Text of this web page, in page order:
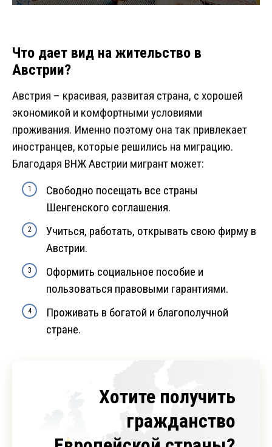
Что дает вид на жительство в
Австрии?
Австрия – красивая, развитая страна, с хорошей
экономикой и комфортными условиями
проживания. Именно поэтому она так привлекает
иностранцев, которые решились на миграцию.
Благодаря ВНЖ Австрии мигрант может:
Свободно посещать все страны
Шенгенского соглашения.
Учиться, работать, открывать свою фирму в
Австрии.
Оформить социальное пособие и
пользоваться правовыми гарантиями.
Проживать в богатой и благополучной
стране.
Хотите получить
гражданство